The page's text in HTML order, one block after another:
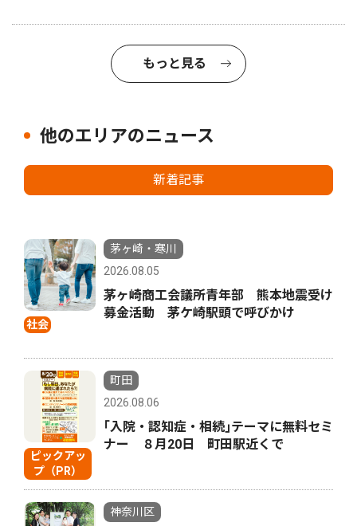
もっと見る
他のエリアのニュース
新着記事
社会
茅ヶ崎・寒川
2026.08.05
茅ヶ崎商工会議所青年部 熊本地震受け
募金活動 茅ケ崎駅頭で呼びかけ
ピックアッ
プ（PR）
町田
2026.08.06
｢入院・認知症・相続｣テーマに無料セミ
ナー ８月20日 町田駅近くで
神奈川区